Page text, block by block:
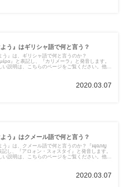
よう』はギリシャ語で何と言う？
う』は、ギリシャ語で何と言うのか？
』と表記し、『カリメーラ』と発音します。
い説明は、こちらのページをご覧ください。他の
2020.03.07
よう』はクメール語で何と言う？
う』は、クメール語で何と言うのか？『អរុណសួ
記し、『アロォン・スォスタイ』と発音します。
い説明は、こちらのページをご覧ください。他の
2020.03.07